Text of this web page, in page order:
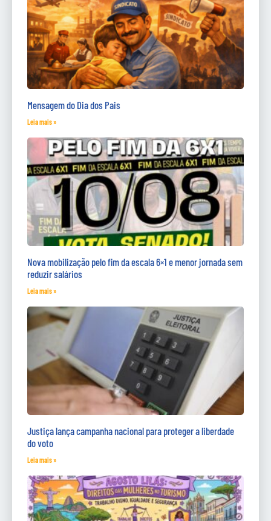
Mensagem do Dia dos Pais
Leia mais »
Nova mobilização pelo fim da escala 6×1 e menor jornada sem
reduzir salários
Leia mais »
Justiça lança campanha nacional para proteger a liberdade
do voto
Leia mais »